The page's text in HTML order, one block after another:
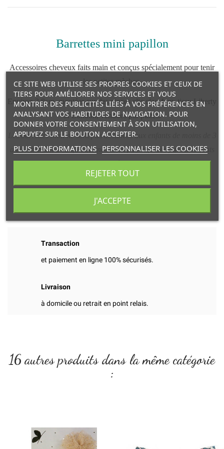
Barrettes mini papillon
Accessoires cheveux faits main et conçus spécialement pour tenir
les petites mèches.
Environ 3.8cm, montées sur des pinces clic clac 4cm, tissu Liberty
of London, vendues par paires.
Les barrettes mini ne sont pas destinées aux enfants de moins de 3
ans. Attention à ce qu’elles ne soient pas ingérées par les enfants
en bas âge.
Marque Luciole et Petit Pois
Transaction
et paiement en ligne 100% sécurisés.
Livraison
à domicile ou retrait en point relais.
16 autres produits dans la même catégorie
:
CE SITE WEB UTILISE SES PROPRES COOKIES ET CEUX DE
TIERS POUR AMÉLIORER NOS SERVICES ET VOUS
MONTRER DES PUBLICITÉS LIÉES À VOS PRÉFÉRENCES EN
ANALYSANT VOS HABITUDES DE NAVIGATION. POUR
DONNER VOTRE CONSENTEMENT À SON UTILISATION,
APPUYEZ SUR LE BOUTON ACCEPTER.
PLUS D'INFORMATIONS PERSONNALISER LES COOKIES
REJETER TOUT
J'ACCEPTE